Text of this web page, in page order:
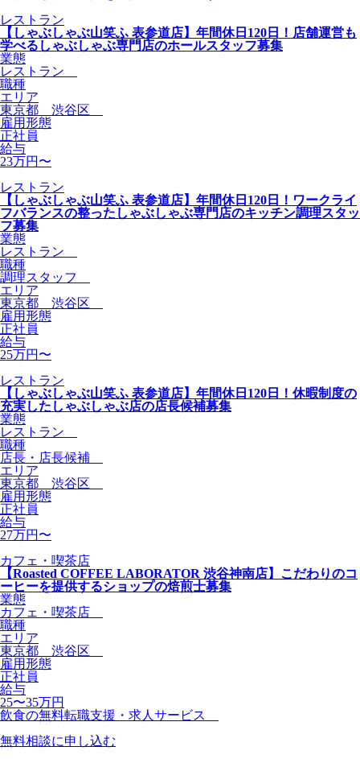
レストラン
【しゃぶしゃぶ山笑ふ 表参道店】年間休日120日！店舗運営も
学べるしゃぶしゃぶ専門店のホールスタッフ募集
業態
レストラン
職種
エリア
東京都 渋谷区
雇用形態
正社員
給与
23万円〜
レストラン
【しゃぶしゃぶ山笑ふ 表参道店】年間休日120日！ワークライ
フバランスの整ったしゃぶしゃぶ専門店のキッチン調理スタッ
フ募集
業態
レストラン
職種
調理スタッフ
エリア
東京都 渋谷区
雇用形態
正社員
給与
25万円〜
レストラン
【しゃぶしゃぶ山笑ふ 表参道店】年間休日120日！休暇制度の
充実したしゃぶしゃぶ店の店長候補募集
業態
レストラン
職種
店長・店長候補
エリア
東京都 渋谷区
雇用形態
正社員
給与
27万円〜
カフェ・喫茶店
【Roasted COFFEE LABORATOR 渋谷神南店】こだわりのコ
ーヒーを提供するショップの焙煎士募集
業態
カフェ・喫茶店
職種
エリア
東京都 渋谷区
雇用形態
正社員
給与
25〜35万円
飲食の無料転職支援・求人サービス
無料相談に申し込む